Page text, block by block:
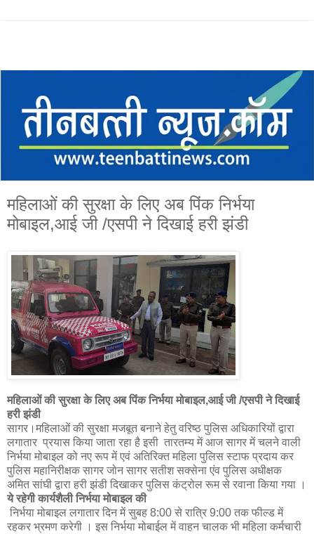
महिलाओं की सुरक्षा के लिए अब पिंक निर्भया
मोबाइल,आई जी /एसपी ने दिखाई हरी झंडी
महिलाओं की सुरक्षा के लिए अब पिंक निर्भया मोबाइल,आई जी /एसपी ने दिखाई
हरी झंडी
सागर।महिलाओं की सुरक्षा मजबूत बनाने हेतु वरिष्ठ पुलिस अधिकारियों द्वारा
लगातार प्रयास किया जाता रहा है इसी तारतम्य में आज सागर में चलने वाली
निर्भया मोबाइल को नए रूप में एवं अतिरिक्त महिला पुलिस स्टाफ प्रदाय कर
पुलिस महानिरीक्षक सागर जोन सागर सतीश सक्सेना एंव पुलिस अधीक्षक
अमित सांघी द्वारा हरी झंडी दिखाकर पुलिस कंट्रोल रूम से रवाना किया गया ।
ये रहेगी कार्यशैली निर्भया मोबाइल की
निर्भया मोबाइल लगातार दिन में सुबह 8:00 से रात्रि 9:00 तक फील्ड में
रहकर भ्रमण करेगी । इस निर्भया मोबाईल में वाहन चालक भी महिला कर्मचारी